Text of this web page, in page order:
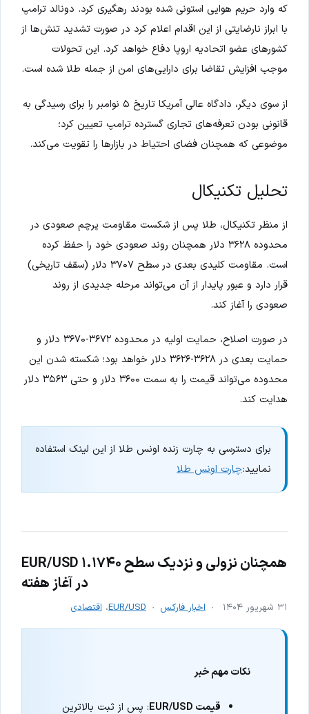
که وارد حریم هوایی استونی شده بودند رهگیری کرد. دونالد ترامپ
با ابراز نارضایتی از این اقدام اعلام کرد در صورت تشدید تنش‌ها از
کشورهای عضو اتحادیه اروپا دفاع خواهد کرد. این تحولات
موجب افزایش تقاضا برای دارایی‌های امن از جمله طلا شده است.
از سوی دیگر، دادگاه عالی آمریکا تاریخ ۵ نوامبر را برای رسیدگی به
قانونی بودن تعرفه‌های تجاری گسترده ترامپ تعیین کرد؛
موضوعی که همچنان فضای احتیاط در بازارها را تقویت می‌کند.
تحلیل تکنیکال
از منظر تکنیکال، طلا پس از شکست مقاومت پرچم صعودی در
محدوده ۳۶۲۸ دلار همچنان روند صعودی خود را حفظ کرده
است. مقاومت کلیدی بعدی در سطح ۳۷۰۷ دلار (سقف تاریخی)
قرار دارد و عبور پایدار از آن می‌تواند مرحله جدیدی از روند
صعودی را آغاز کند.
در صورت اصلاح، حمایت اولیه در محدوده ۳۶۷۲-۳۶۷۰ دلار و
حمایت بعدی در ۳۶۲۸-۳۶۲۶ دلار خواهد بود؛ شکسته شدن این
محدوده می‌تواند قیمت را به سمت ۳۶۰۰ دلار و حتی ۳۵۶۳ دلار
هدایت کند.
برای دسترسی به چارت زنده اونس طلا از این لینک استفاده
نمایید:چارت اونس طلا
EUR/USD همچنان نزولی و نزدیک سطح ۱.۱۷۴۰
در آغاز هفته
۳۱ شهریور ۱۴۰۴ اخبار فارکس EUR/USD، اقتصادی
نکات مهم خبر
قیمت EUR/USD
: پس از ثبت بالاترین